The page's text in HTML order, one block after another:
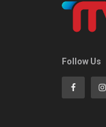
Follow Us